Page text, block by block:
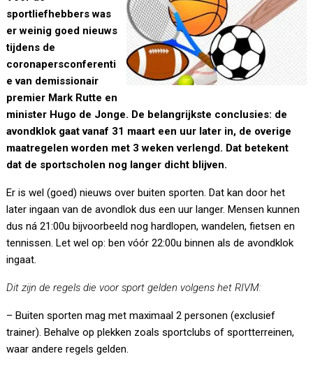
sportliefhebbers was
er weinig goed nieuws
tijdens de
coronapersconferenti
e van demissionair
premier Mark Rutte en
minister Hugo de Jonge. De belangrijkste conclusies: de
avondklok gaat vanaf 31 maart een uur later in, de overige
maatregelen worden met 3 weken verlengd. Dat betekent
dat de sportscholen nog langer dicht blijven.
Er is wel (goed) nieuws over buiten sporten. Dat kan door het
later ingaan van de avondlok dus een uur langer. Mensen kunnen
dus ná 21:00u bijvoorbeeld nog hardlopen, wandelen, fietsen en
tennissen. Let wel op: ben vóór 22:00u binnen als de avondklok
ingaat.
Dit zijn de regels die voor sport gelden volgens hetRIVM:
– Buiten sporten mag met maximaal 2 personen (exclusief
trainer). Behalve op plekken zoals sportclubs of sportterreinen,
waar andere regels gelden.